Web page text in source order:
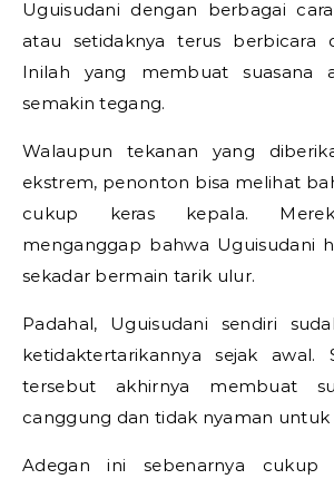
Uguisudani dengan berbagai
atau setidaknya terus berbicara
Inilah yang membuat suasana
semakin tegang.
Walaupun tekanan yang
ekstrem, penonton bisa melihat
cukup keras kepala.
menganggap bahwa Uguisudani
sekadar bermain tarik ulur.
Padahal, Uguisudani sendiri
ketidaktertarikannya sejak awal.
tersebut akhirnya membuat
canggung dan tidak nyaman untuk
Adegan ini sebenarnya cukup